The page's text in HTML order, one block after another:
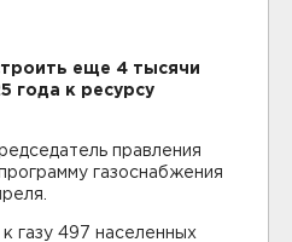
еще 4 тысячи
года к ресурсу
правления
газоснабжения
газу 497 населенных